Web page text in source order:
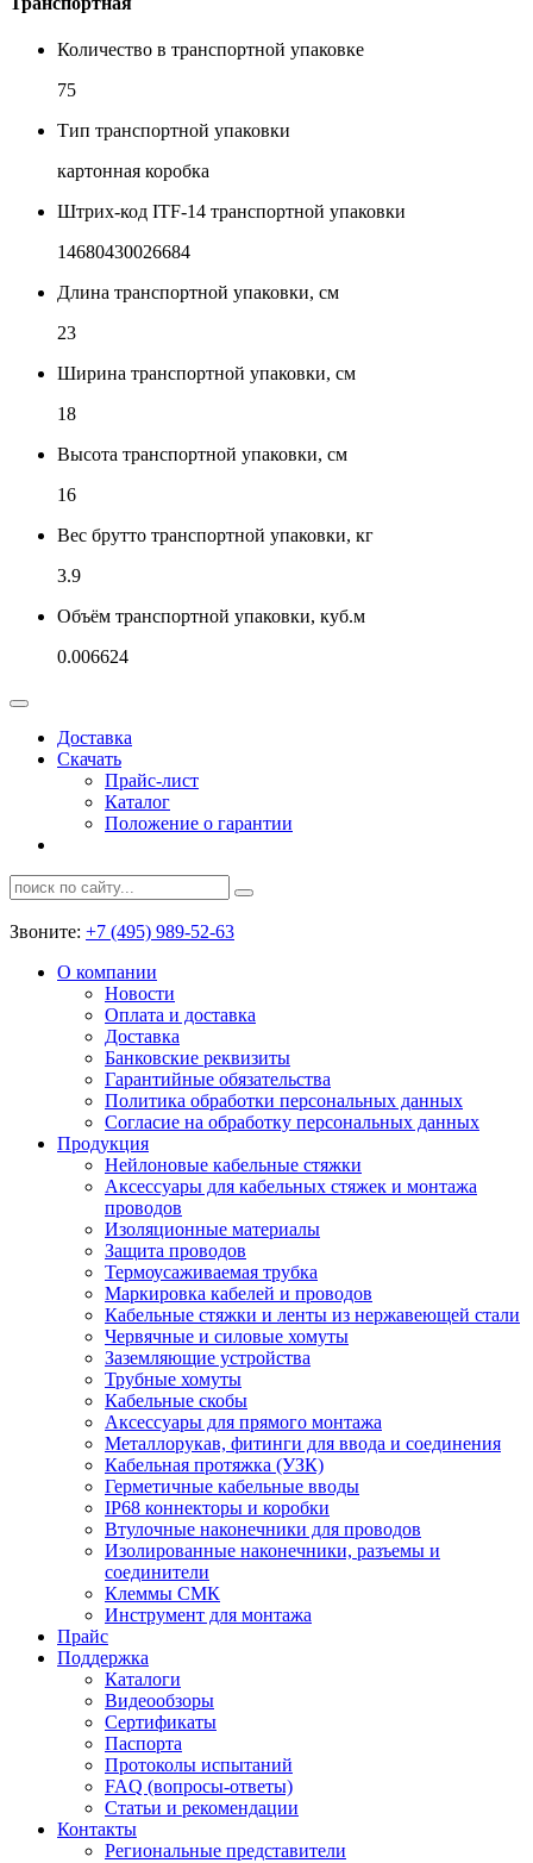
Количество в транспортной упаковке
75
Тип транспортной упаковки
картонная коробка
Штрих-код ITF-14 транспортной упаковки
14680430026684
Длина транспортной упаковки, см
23
Ширина транспортной упаковки, см
18
Высота транспортной упаковки, см
16
Вес брутто транспортной упаковки, кг
3.9
Объём транспортной упаковки, куб.м
0.006624
Доставка
Скачать
Прайс-лист
Каталог
Положение о гарантии
Звоните: +7 (495) 989-52-63
О компании
Новости
Оплата и доставка
Доставка
Банковские реквизиты
Гарантийные обязательства
Политика обработки персональных данных
Согласие на обработку персональных данных
Продукция
Нейлоновые кабельные стяжки
Аксессуары для кабельных стяжек и монтажа
проводов
Изоляционные материалы
Защита проводов
Термоусаживаемая трубка
Маркировка кабелей и проводов
Кабельные стяжки и ленты из нержавеющей стали
Червячные и силовые хомуты
Заземляющие устройства
Трубные хомуты
Кабельные скобы
Аксессуары для прямого монтажа
Металлорукав, фитинги для ввода и соединения
Кабельная протяжка (УЗК)
Герметичные кабельные вводы
IP68 коннекторы и коробки
Втулочные наконечники для проводов
Изолированные наконечники, разъемы и
соединители
Клеммы СМК
Инструмент для монтажа
Прайс
Поддержка
Каталоги
Видеообзоры
Сертификаты
Паспорта
Протоколы испытаний
FAQ (вопросы-ответы)
Статьи и рекомендации
Контакты
Региональные представители